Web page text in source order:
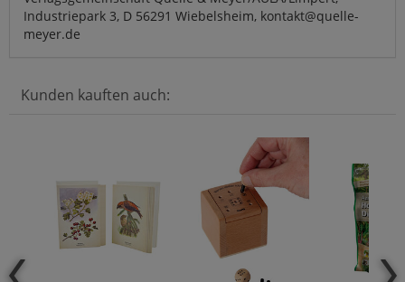
Industriepark 3, D 56291 Wiebelsheim, kontakt@quelle-
meyer.de
Kunden kauften auch: